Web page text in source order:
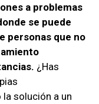
a problemas
se puede
personas que no
¿Has
solución a un